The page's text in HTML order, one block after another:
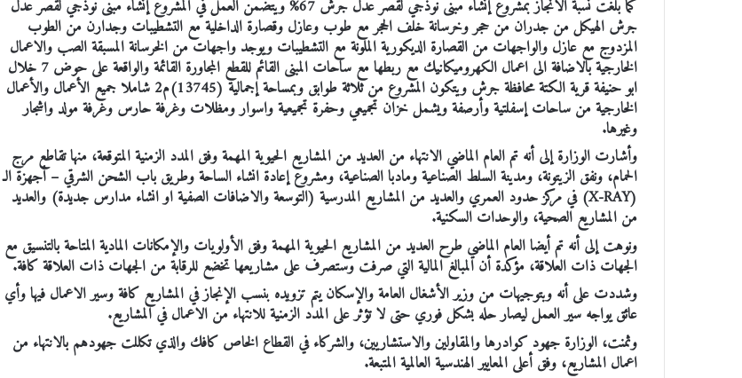
كما بلغت نسبة الانجاز بمشروع إنشاء مبنى نوذجي لقصر عدل جرش 67% ويتضمن العمل في المشروع إنشاء مبنى نوذجي لقصر عدل
جرش الهيكل من جدران من حجر وخرسانة خلف الحجر مع طوب وعازل وقصارة الداخلية مع التشطيبات وجدارن من الطوب
المزدوج مع عازل والواجهات من القصارة الديكورية الملونة مع التشطيبات ويوجد واجهات من الخرسانة المسبقة الصب والاعمال
الخارجية بالاضافة الى اعمال الكهروميكانيك مع ربطها مع ساحات المبنى القائم للقطع المجاورة القائمة والواقعة على حوض 7 خلال
ابو حنيفة قرية الكتة محافظة جرش ويتكون المشروع من ثلاثة طوابق وبمساحة إجمالية (13745)م2 شاملا جميع الأعمال والأعمال
الخارجية من ساحات إسفلتية وأرصفة ويشمل خزان تجميعي وحفرة تجميعية واسوار ومظلات وغرفة حارس وغرفة مولد واشجار
وغيرها.
وأشارت الوزارة إلى أنه تم العام الماضي الانتهاء من العديد من المشاريع الحيوية المهمة وفق المدد الزمنية المتوقعة، منها تقاطع مرج
الحمام، ونفق الزيتونة، ومدينة السلط الصناعية ومادبا الصناعية، ومشروع إعادة انشاء الساحة وطريق باب الشحن الشرقي – أجهزة الـ
(X-RAY) في مركز حدود العمري والعديد من المشاريع المدرسية (التوسعة والاضافات الصفية او انشاء مدارس جديدة) والعديد
من المشاريع الصحية، والوحدات السكنية.
ونوهت إلى أنه تم أيضا العام الماضي طرح العديد من المشاريع الحيوية المهمة وفق الأولويات والإمكانات المادية المتاحة بالتنسيق مع
الجهات ذات العلاقة، مؤكدة أن المبالغ المالية التي صرفت وستصرف على مشاريعها تخضع للرقابة من الجهات ذات العلاقة كافة.
وشددت على أنه وبتوجيهات من وزير الأشغال العامة والإسكان يتم تزويده بنسب الإنجاز في المشاريع كافة وسير الاعمال فيها وأي
عائق يواجه سير العمل ليصار حله بشكل فوري حتى لا تؤثر على المدد الزمنية للانتهاء من الاعمال في المشاريع.
وثمنت، الوزارة جهود كوادرها والمقاولين والاستشاريين، والشركاء في القطاع الخاص كافك والذي تكللت جهودهم بالانتهاء من
اعمال المشاريع، وفق أعلى المعايير الهندسية العالمية المتبعة.